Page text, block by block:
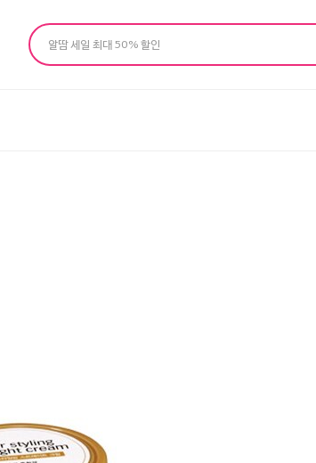
알땀 세일 최대 50% 할인